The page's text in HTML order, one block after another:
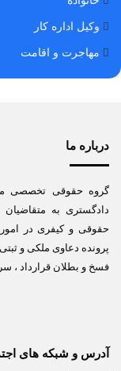
وکیل اداره کار
مهاجرت و اقامت
درباره ما
گروه حقوقی تخصصی
دادگستری به
حقوقی و کیفری در
پرونده دعاوی ملکی و
فسخ و بطلان قرارداد ،
آدرس و شبکه های